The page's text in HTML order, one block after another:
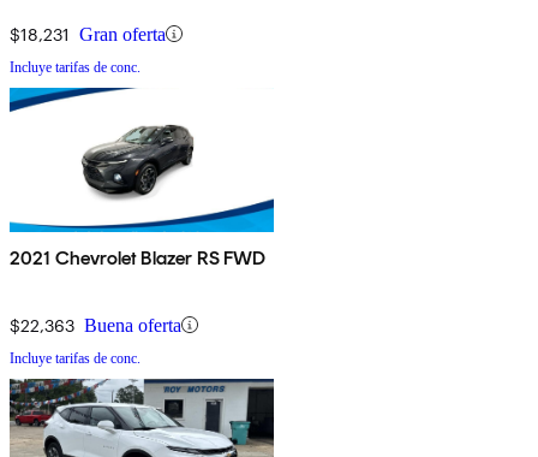
$18,231 Gran oferta
Incluye tarifas de conc.
2021 Chevrolet Blazer RS FWD
$22,363 Buena oferta
Incluye tarifas de conc.